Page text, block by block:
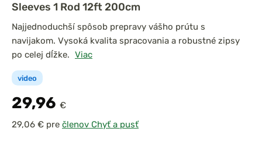
Sleeves 1 Rod 12ft 200cm
video
Najjednoduchší spôsob prepravy vášho prútu s
navijakom. Vysoká kvalita spracovania a robustné zipsy
po celej dĺžke. Viac
29,96 €
pre členov Chyť a pusť